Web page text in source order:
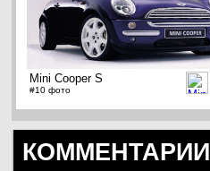
Mini Cooper S
#10 фото
КОММЕНТАРИИ